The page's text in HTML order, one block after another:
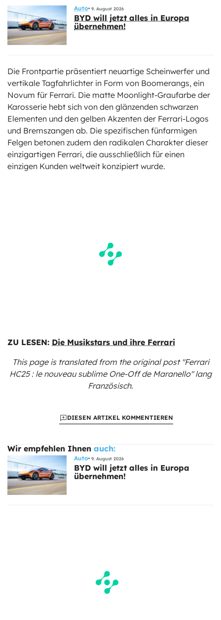
Auto 9. August 2026
BYD will jetzt alles in Europa
übernehmen!
Die Frontpartie präsentiert neuartige Scheinwerfer und
vertikale Tagfahrlichter in Form von Boomerangs, ein
Novum für Ferrari. Die matte Moonlight-Graufarbe der
Karosserie hebt sich von den glänzenden schwarzen
Elementen und den gelben Akzenten der Ferrari-Logos
und Bremszangen ab. Die spezifischen fünfarmigen
Felgen betonen zudem den radikalen Charakter dieser
einzigartigen Ferrari, die ausschließlich für einen
einzigen Kunden weltweit konzipiert wurde.
ZU LESEN: Die Musikstars und ihre Ferrari
This page is translated from the originalpost "Ferrari
HC25 : le nouveau sublime One-Off de Maranello"lang
Französisch.
DIESEN ARTIKEL KOMMENTIEREN
Wir empfehlen Ihnen auch:
Auto 9. August 2026
BYD will jetzt alles in Europa
übernehmen!